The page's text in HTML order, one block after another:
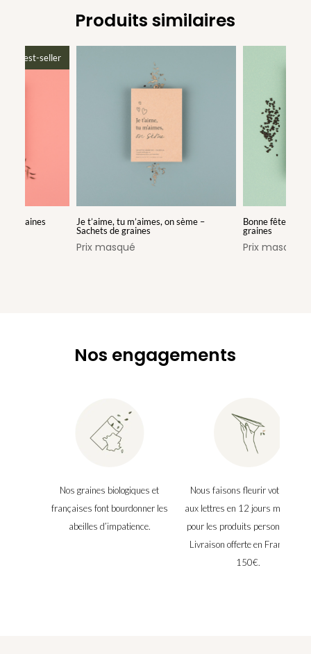
Produits similaires
best-seller
de graines
Je t’aime, tu m’aimes, on sème –
Sachets de graines
Prix masqué
Bonne fête papa
graines
Prix masqué
Nos engagements
Nos graines biologiques et
françaises font bourdonner les
abeilles d’impatience.
Nous faisons fleurir votre boîte
aux lettres en 12 jours
pour les produits personnalisés.
Livraison offerte en France dès
150€.